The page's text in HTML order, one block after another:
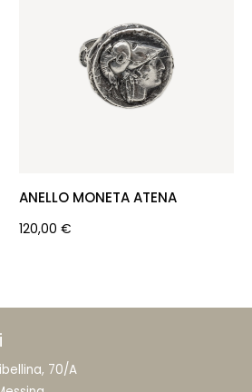
ANELLO MONETA ATENA
120,00€
70/A